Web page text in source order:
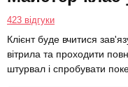
423 відгуки
Клієнт буде вчитися
вітрила та проходити
штурвал і спробувати